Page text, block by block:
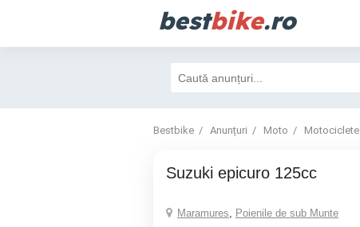
bestbike.ro
Bestbike Anunțuri Moto Motociclete
Suzuki epicuro 125cc
Maramures, Poienile de sub Munte